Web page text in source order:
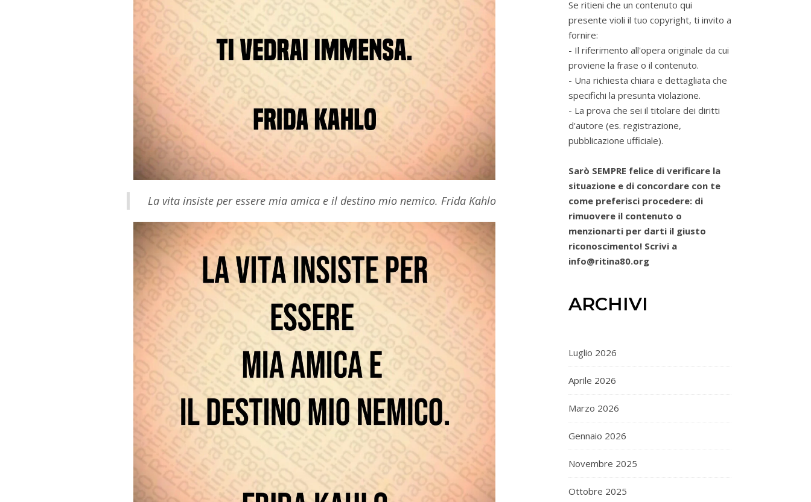
La vita insiste per essere mia amica e il destino mio nemico. Frida Kahlo
Se ritieni che un contenuto qui
presente violi il tuo copyright, ti invito a
fornire:
- Il riferimento all'opera originale da cui
proviene la frase o il contenuto.
- Una richiesta chiara e dettagliata che
specifichi la presunta violazione.
- La prova che sei il titolare dei diritti
d'autore (es. registrazione,
pubblicazione ufficiale).
Sarò SEMPRE felice di verificare la
situazione e di concordare con te
come preferisci procedere: di
rimuovere il contenuto o
menzionarti per darti il giusto
riconoscimento! Scrivi a
info@ritina80.org
ARCHIVI
Luglio 2026
Aprile 2026
Marzo 2026
Gennaio 2026
Novembre 2025
Ottobre 2025